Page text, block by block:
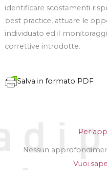
identificare scostamenti
best practice, attuare le
individuato ed il
correttive introdotte.
Salva in formato PDF
Per
Nessun
Vuoi